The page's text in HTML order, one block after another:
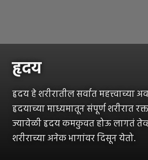
हृदय
हृदय हे शरीरातील सर्वात
हृदयाच्या माध्यमातून संपूर्ण शरीरात
ज्यावेळी हृदय कमकुवत होऊ लागतं
शरीराच्या अनेक भागांवर दिसून येतो.